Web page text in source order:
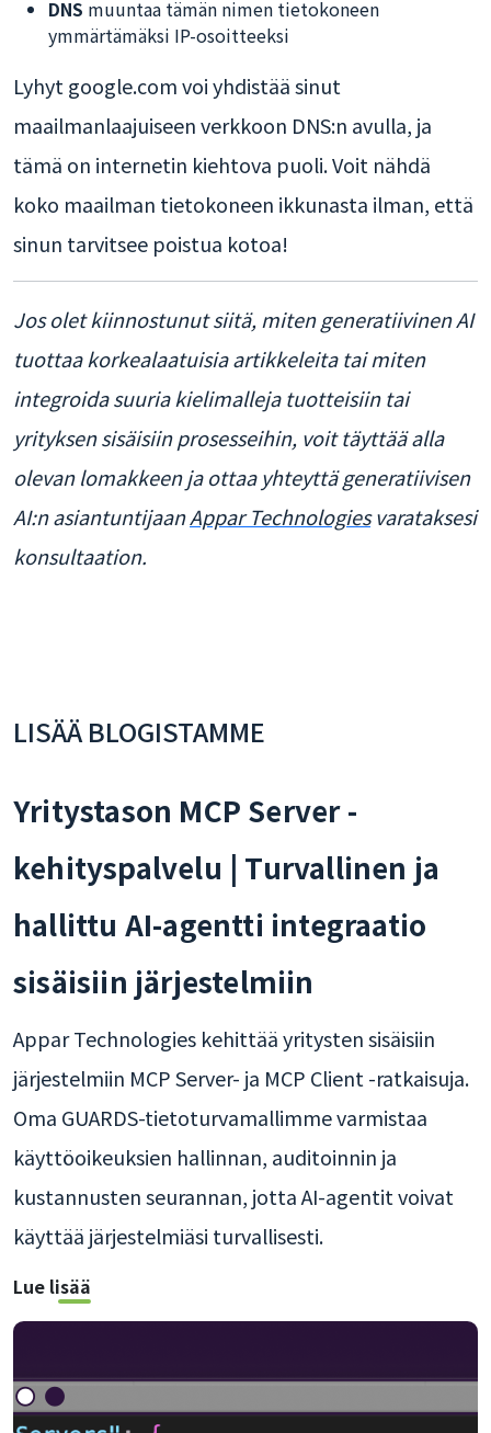
DNS muuntaa tämän nimen tietokoneen
ymmärtämäksi IP-osoitteeksi
Lyhyt google.com voi yhdistää sinut
maailmanlaajuiseen verkkoon DNS:n avulla, ja
tämä on internetin kiehtova puoli. Voit nähdä
koko maailman tietokoneen ikkunasta ilman, että
sinun tarvitsee poistua kotoa!
Jos olet kiinnostunut siitä, miten generatiivinen AI
tuottaa korkealaatuisia artikkeleita tai miten
integroida suuria kielimalleja tuotteisiin tai
yrityksen sisäisiin prosesseihin, voit täyttää alla
olevan lomakkeen ja ottaa yhteyttä generatiivisen
AI:n asiantuntijaanAppar Technologies varataksesi
konsultaation.
LISÄÄ BLOGISTAMME
Yritystason MCP Server -
kehityspalvelu | Turvallinen ja
hallittu AI-agentti integraatio
sisäisiin järjestelmiin
Appar Technologies kehittää yritysten sisäisiin
järjestelmiin MCP Server- ja MCP Client -ratkaisuja.
Oma GUARDS-tietoturvamallimme varmistaa
käyttöoikeuksien hallinnan, auditoinnin ja
kustannusten seurannan, jotta AI-agentit voivat
käyttää järjestelmiäsi turvallisesti.
Lue lisää